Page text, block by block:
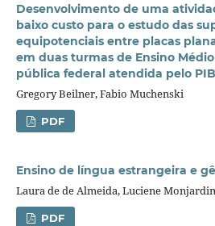
Desenvolvimento de uma
baixo custo para o estudo das
equipotenciais entre placas
em duas turmas de Ensino
pública federal atendida pelo
Gregory Beilner, Fabio Muchenski
PDF
Ensino de lí­ngua estrangeira e
Laura de de Almeida, Luciene
PDF